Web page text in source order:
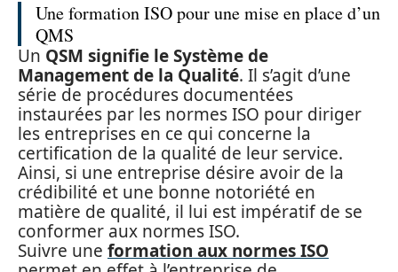
Une formation ISO pour une mise en place d’un
QMS
Un QSM signifie le Système de
Management de la Qualité. Il s’agit d’une
série de procédures documentées
instaurées par les normes ISO pour diriger
les entreprises en ce qui concerne la
certification de la qualité de leur service.
Ainsi, si une entreprise désire avoir de la
crédibilité et une bonne notoriété en
matière de qualité, il lui est impératif de se
conformer aux normes ISO.
Suivre une formation aux normes ISO